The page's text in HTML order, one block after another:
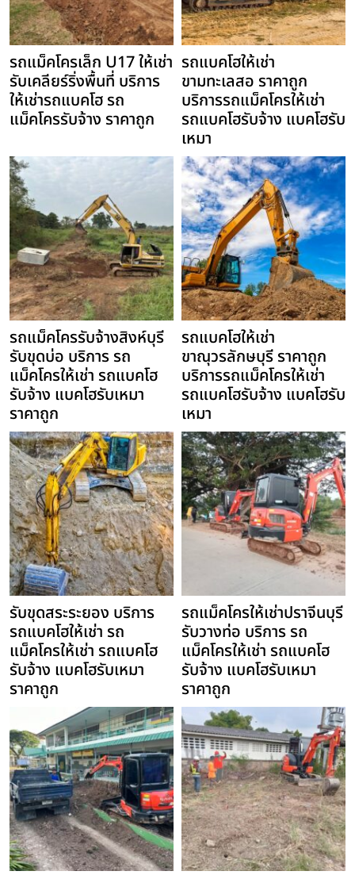
รถแม็คโครเล็ก U17 ให้เช่า
รับเคลียร์ริ่งพื้นที่ บริการ
ให้เช่ารถแบคโฮ รถ
แม็คโครรับจ้าง ราคาถูก
รถแบคโฮให้เช่า
ขามทะเลสอ ราคาถูก
บริการรถแม็คโครให้เช่า
รถแบคโฮรับจ้าง แบคโฮรับ
เหมา
รถแม็คโครรับจ้างสิงห์บุรี
รับขุดบ่อ บริการ รถ
แม็คโครให้เช่า รถแบคโฮ
รับจ้าง แบคโฮรับเหมา
ราคาถูก
รถแบคโฮให้เช่า
ขาณุวรลักษบุรี ราคาถูก
บริการรถแม็คโครให้เช่า
รถแบคโฮรับจ้าง แบคโฮรับ
เหมา
รับขุดสระระยอง บริการ
รถแบคโฮให้เช่า รถ
แม็คโครให้เช่า รถแบคโฮ
รับจ้าง แบคโฮรับเหมา
ราคาถูก
รถแม็คโครให้เช่าปราจีนบุรี
รับวางท่อ บริการ รถ
แม็คโครให้เช่า รถแบคโฮ
รับจ้าง แบคโฮรับเหมา
ราคาถูก